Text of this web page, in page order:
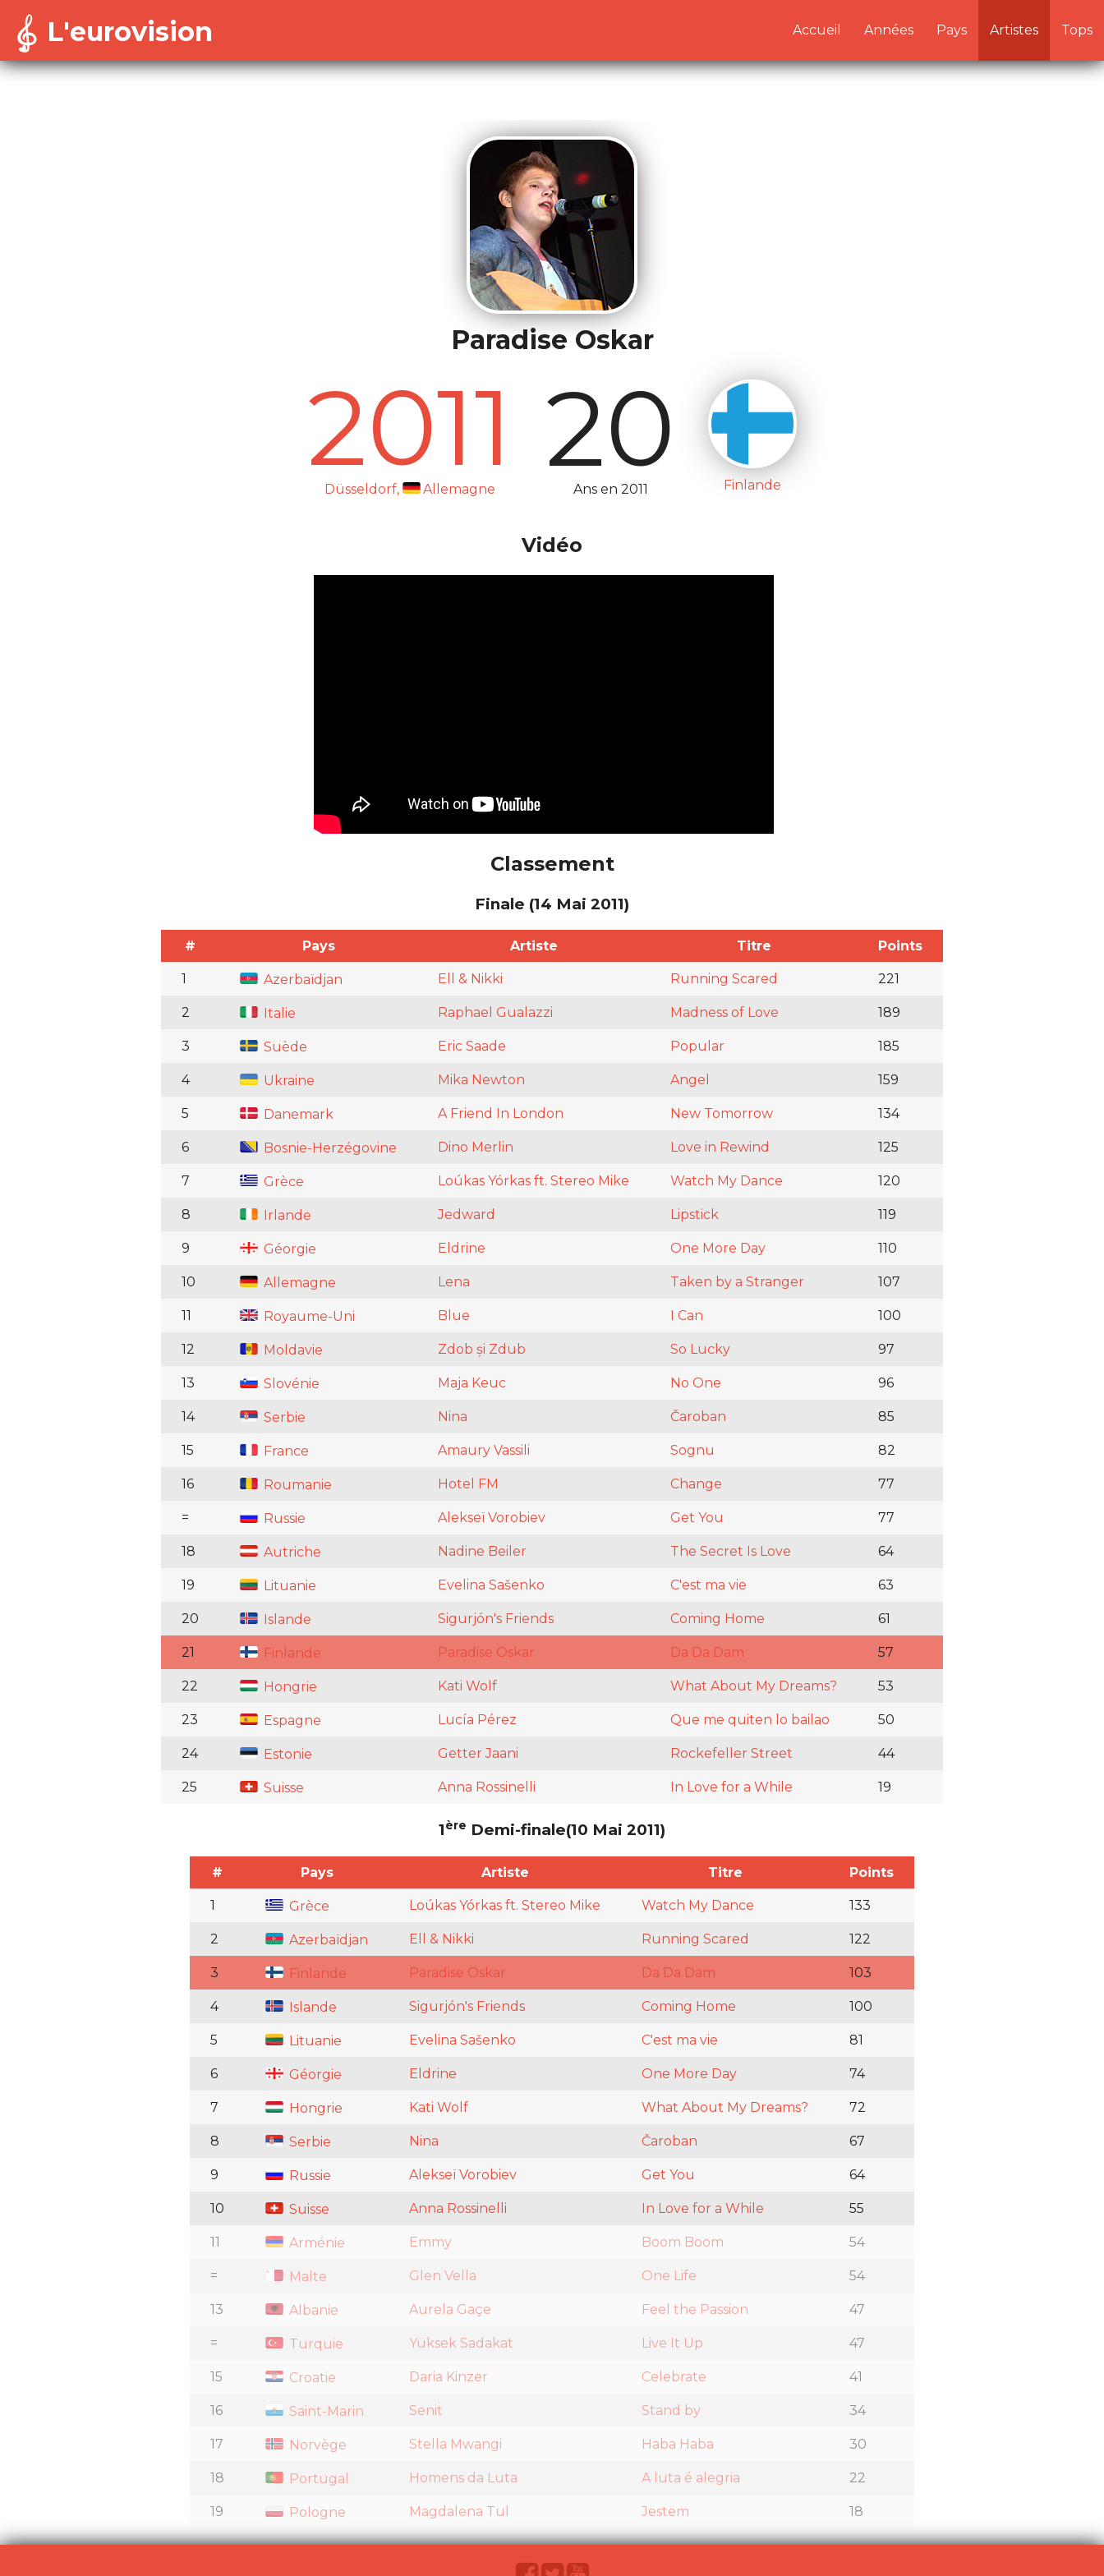
Warning
: Cannot modify header information - headers already sent by (output started at /home/dekoh/eurovision/artistes.php:1) in
/home/dekoh/eurovision/includes/session-config.inc.php
L'eurovision Tops
Artistes
Pays
Années
Accueil
Paradise Oskar
2011
Düsseldorf, Allemagne 20
Ans en 2011 Finlande
Vidéo
Classement
Finale (14 Mai 2011)
# Pays Artiste Titre Points
1 Azerbaïdjan Ell & Nikki Running Scared 221
2 Italie Raphael Gualazzi Madness of Love 189
3 Suède Eric Saade Popular 185
4 Ukraine Mika Newton Angel 159
5 Danemark A Friend In London New Tomorrow 134
6 Bosnie-Herzégovine Dino Merlin Love in Rewind 125
7 Grèce Loúkas Yórkas ft. Stereo Mike Watch My Dance 120
8 Irlande Jedward Lipstick 119
9 Géorgie Eldrine One More Day 110
10 Allemagne Lena Taken by a Stranger 107
11 Royaume-Uni Blue I Can 100
12 Moldavie Zdob și Zdub So Lucky 97
13 Slovénie Maja Keuc No One 96
14 Serbie Nina Čaroban 85
15 France Amaury Vassili Sognu 82
16 Roumanie Hotel FM Change 77
= Russie Alekseï Vorobiev Get You 77
18 Autriche Nadine Beiler The Secret Is Love 64
19 Lituanie Evelina Sašenko C'est ma vie 63
20 Islande Sigurjón's Friends Coming Home 61
21 Finlande Paradise Oskar Da Da Dam 57
22 Hongrie Kati Wolf What About My Dreams? 53
23 Espagne Lucía Pérez Que me quiten lo bailao 50
24 Estonie Getter Jaani Rockefeller Street 44
25 Suisse Anna Rossinelli In Love for a While 19
1ère Demi-finale(10 Mai 2011)
# Pays Artiste Titre Points
1 Grèce Loúkas Yórkas ft. Stereo Mike Watch My Dance 133
2 Azerbaïdjan Ell & Nikki Running Scared 122
3 Finlande Paradise Oskar Da Da Dam 103
4 Islande Sigurjón's Friends Coming Home 100
5 Lituanie Evelina Sašenko C'est ma vie 81
6 Géorgie Eldrine One More Day 74
7 Hongrie Kati Wolf What About My Dreams? 72
8 Serbie Nina Čaroban 67
9 Russie Alekseï Vorobiev Get You 64
10 Suisse Anna Rossinelli In Love for a While 55
11 Arménie Emmy Boom Boom 54
= Malte Glen Vella One Life 54
13 Albanie Aurela Gaçe Feel the Passion 47
= Turquie Yüksek Sadakat Live It Up 47
15 Croatie Daria Kinzer Celebrate 41
16 Saint-Marin Senit Stand by 34
17 Norvège Stella Mwangi Haba Haba 30
18 Portugal Homens da Luta A luta é alegria 22
19 Pologne Magdalena Tul Jestem 18